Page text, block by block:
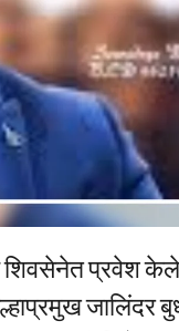
शिवसेनेत प्रवेश
जालिंदर